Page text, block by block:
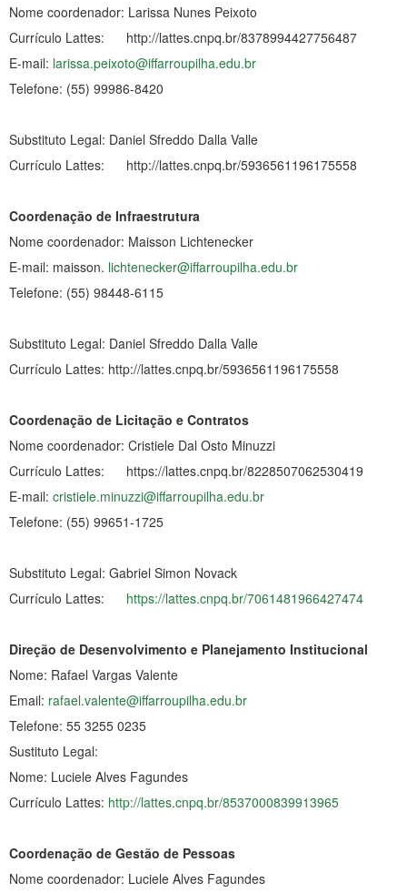
Nome coordenador: Larissa Nunes Peixoto
Currículo Lattes: http://lattes.cnpq.br/8378994427756487
E-mail: larissa.peixoto@iffarroupilha.edu.br
Telefone: (55) 99986-8420
Substituto Legal: Daniel Sfreddo Dalla Valle
Currículo Lattes: http://lattes.cnpq.br/5936561196175558
Coordenação de Infraestrutura
Nome coordenador: Maisson Lichtenecker
E-mail: maisson. lichtenecker@iffarroupilha.edu.br
Telefone: (55) 98448-6115
Substituto Legal: Daniel Sfreddo Dalla Valle
Currículo Lattes: http://lattes.cnpq.br/5936561196175558
Coordenação de Licitação e Contratos
Nome coordenador: Cristiele Dal Osto Minuzzi
Currículo Lattes: https://lattes.cnpq.br/8228507062530419
E-mail: cristiele.minuzzi@iffarroupilha.edu.br
Telefone: (55) 99651-1725
Substituto Legal: Gabriel Simon Novack
Currículo Lattes: https://lattes.cnpq.br/7061481966427474
Direção de Desenvolvimento e Planejamento Institucional
Nome: Rafael Vargas Valente
Email: rafael.valente@iffarroupilha.edu.br
Telefone: 55 3255 0235
Sustituto Legal:
Nome: Luciele Alves Fagundes
Currículo Lattes: http://lattes.cnpq.br/8537000839913965
Coordenação de Gestão de Pessoas
Nome coordenador: Luciele Alves Fagundes